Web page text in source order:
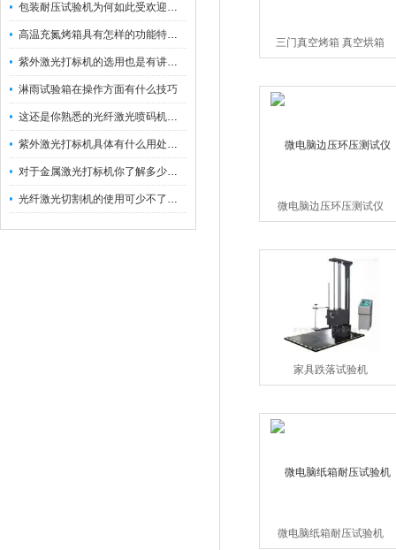
包装耐压试验机为何如此受欢迎呢？
高温充氮烤箱具有怎样的功能特点呢？
紫外激光打标机的选用也是有讲究的
淋雨试验箱在操作方面有什么技巧
这还是你熟悉的光纤激光喷码机吗？
紫外激光打标机具体有什么用处呢？
对于金属激光打标机你了解多少呢？
光纤激光切割机的使用可少不了以下步骤
三门真空烤箱 真空烘箱
微电脑边压环压测试仪
家具跌落试验机
微电脑纸箱耐压试验机